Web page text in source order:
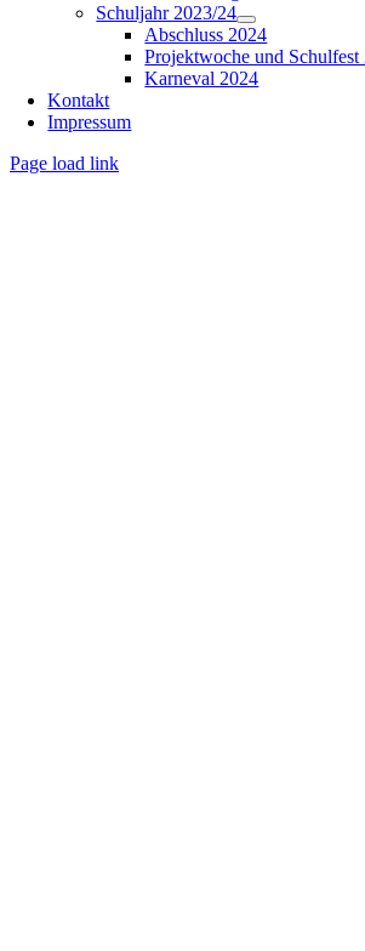
Schuljahr 2023/24
Abschluss 2024
Projektwoche und Schulfest
Karneval 2024
Kontakt
Impressum
Page load link